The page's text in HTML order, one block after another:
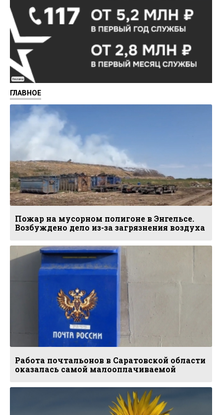
Реклама
ГЛАВНОЕ
Пожар на мусорном полигоне в Энгельсе.
Возбуждено дело из-за загрязнения воздуха
Работа почтальонов в Саратовской области
оказалась самой малооплачиваемой